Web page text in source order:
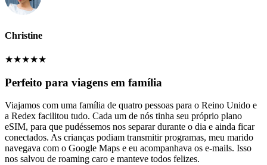
Christine
★★★★★
Perfeito para viagens em família
Viajamos com uma família de quatro pessoas para o Reino Unido e
a Redex facilitou tudo. Cada um de nós tinha seu próprio plano
eSIM, para que pudéssemos nos separar durante o dia e ainda ficar
conectados. As crianças podiam transmitir programas, meu marido
navegava com o Google Maps e eu acompanhava os e-mails. Isso
nos salvou de roaming caro e manteve todos felizes.